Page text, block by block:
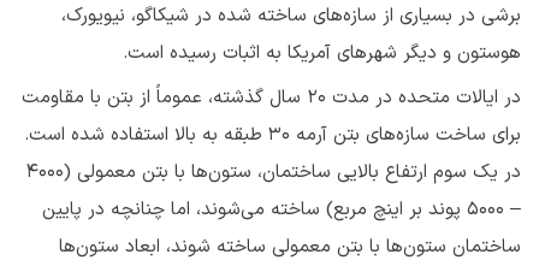
برشی در بسیاری از سازه‌های ساخته شده در شیکاگو، نیویورک،
هوستون و دیگر شهرهای آمریکا به اثبات رسیده است.
در ایالات متحده در مدت ۲۰ سال گذشته، عموماً از بتن با مقاومت
برای ساخت سازه‌های بتن آرمه ۳۰ طبقه به بالا استفاده شده است.
در یک سوم ارتفاع بالایی ساختمان، ستون‌ها با بتن معمولی (۴۰۰۰
– ۵۰۰۰ پوند بر اینچ مربع) ساخته می‌شوند، اما چنانچه در پایین
ساختمان ستون‌ها با بتن معمولی ساخته شوند، ابعاد ستون‌ها